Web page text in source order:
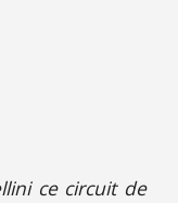
ce circuit de